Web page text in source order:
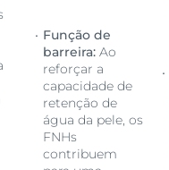
Função de
barreira: Ao
reforçar a
capacidade de
retenção de
água da pele, os
FNHs
contribuem